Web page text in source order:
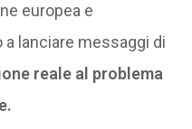
europea e
a lanciare messaggi di
reale al problema